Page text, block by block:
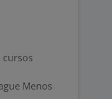
cursos
Menos